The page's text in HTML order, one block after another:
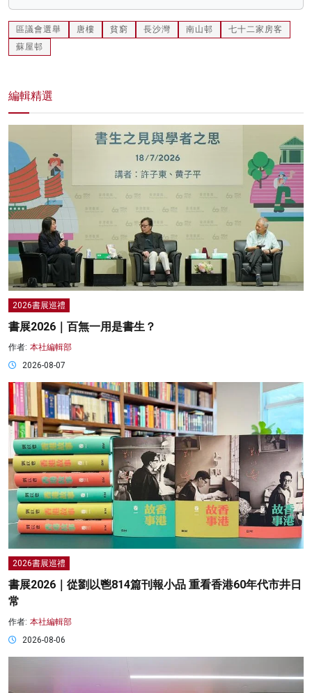
區議會選舉 唐樓 貧窮 長沙灣 南山邨
七十二家房客
蘇屋邨
編輯精選
2026書展巡禮
書展2026｜百無一用是書生？
作者: 本社編輯部
2026-08-07
2026書展巡禮
書展2026｜從劉以鬯814篇刊報小品 重看香港60年代市井日
常
作者: 本社編輯部
2026-08-06